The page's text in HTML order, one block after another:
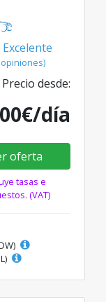
Excelente
opiniones)
Precio desde:
día
oferta
tasas e
(VAT)